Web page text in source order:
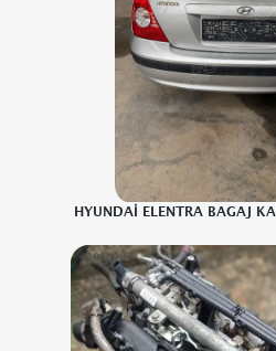
HYUNDAİ ELENTRA BAGAJ